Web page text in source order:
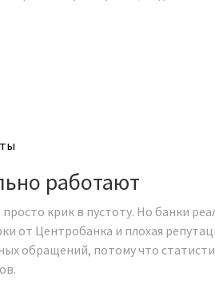
работают
крик в пустоту. Но банки
от Центробанка и плохая
обращений, потому что